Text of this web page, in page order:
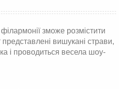
зможе розмістити
вишукані страви,
і проводиться весела шоу-